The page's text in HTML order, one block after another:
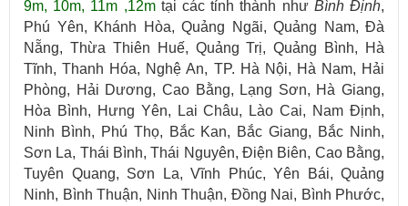
9m, 10m, 11m ,12mtại các tỉnh thành như Bình Định,
Phú Yên, Khánh Hòa, Quảng Ngãi, Quảng Nam, Đà
Nẵng, Thừa Thiên Huế, Quảng Trị, Quảng Bình, Hà
Tĩnh, Thanh Hóa, Nghệ An, TP. Hà Nội, Hà Nam, Hải
Phòng, Hải Dương, Cao Bằng, Lạng Sơn, Hà Giang,
Hòa Bình, Hưng Yên, Lai Châu, Lào Cai, Nam Định,
Ninh Bình, Phú Thọ, Bắc Kan, Bắc Giang, Bắc Ninh,
Sơn La, Thái Bình, Thái Nguyên, Điện Biên, Cao Bằng,
Tuyên Quang, Sơn La, Vĩnh Phúc, Yên Bái, Quảng
Ninh, Bình Thuận, Ninh Thuận, Đồng Nai, Bình Phước,